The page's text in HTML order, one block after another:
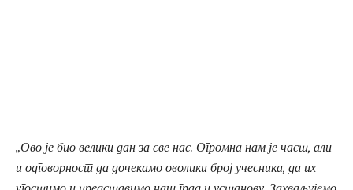
„Ово је био велики дан за све нас. Огромна нам је част, али
и одговорност да дочекамо оволики број учесника, да их